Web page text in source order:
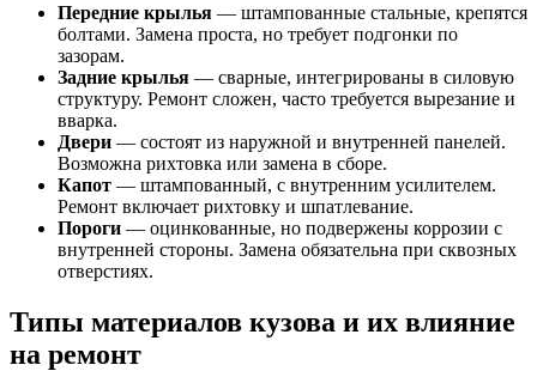
Передние крылья — штампованные стальные, крепятся
болтами. Замена проста, но требует подгонки по
зазорам.
Задние крылья — сварные, интегрированы в силовую
структуру. Ремонт сложен, часто требуется вырезание и
вварка.
Двери — состоят из наружной и внутренней панелей.
Возможна рихтовка или замена в сборе.
Капот — штампованный, с внутренним усилителем.
Ремонт включает рихтовку и шпатлевание.
Пороги — оцинкованные, но подвержены коррозии с
внутренней стороны. Замена обязательна при сквозных
отверстиях.
Типы материалов кузова и их влияние
на ремонт